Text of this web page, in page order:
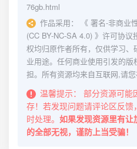
76gb.html
作品采用：
《 署名-非商业
(CC BY-NC-SA 4.0) 》许可协议
权均归原作者所有，仅供学习
业用途。任何商业使用引发的
担。所有资源均来自互联网,请您
温馨提示：
部分资源可能
存！若发现问题请评论区反馈
时处理。 如果发现资源里有
的全部无视，谨防上当受骗！